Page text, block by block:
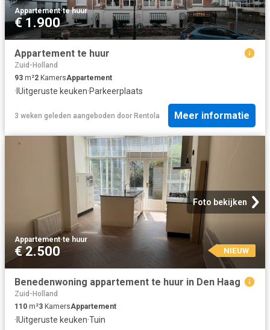
Appartement·te huur
€ 1.900
Appartement te huur
Zuid-Holland
93 m²2 KamersAppartement
· IUitgeruste keuken·Parkeerplaats
3 weken geleden aangeboden door Rentola Meer informatie
Foto bekijken
Appartement·te huur
€ 2.500 NIEUW
Benedenwoning appartement te huur in Den Haag
Zuid-Holland
110 m²3 KamersAppartement
· IUitgeruste keuken·Tuin